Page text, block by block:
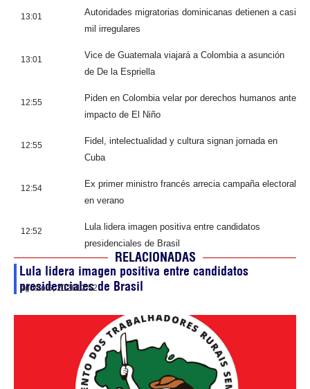
13:01
Autoridades migratorias dominicanas detienen a casi
mil irregulares
13:01
Vice de Guatemala viajará a Colombia a asunción
de De la Espriella
12:55
Piden en Colombia velar por derechos humanos ante
impacto de El Niño
12:55
Fidel, intelectualidad y cultura signan jornada en
Cuba
12:54
Ex primer ministro francés arrecia campaña electoral
en verano
12:52
Lula lidera imagen positiva entre candidatos
presidenciales de Brasil
RELACIONADAS
Lula lidera imagen positiva entre candidatos
presidenciales de Brasil
agosto 6, 202612:52